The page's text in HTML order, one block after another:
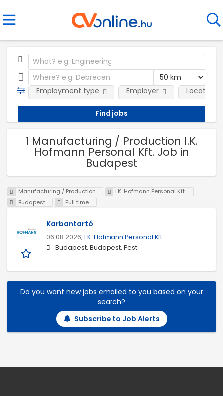
Employment type Employer Location
1 Manufacturing / Production I.K.
Hofmann Personal Kft. Job in
Budapest
Manufacturing / Production
I.K. Hofmann Personal Kft.
Budapest
Full time
Karbantartó
06.08.2026, I.K. Hofmann Personal Kft.
Budapest, Budapest, Pest
Do you want new jobs emailed to you based on your
search?
Subscribe to Job Alerts